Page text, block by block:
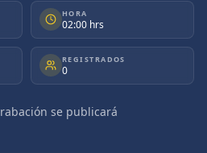
herramientas, beneficios y
disponibles para los
fortaleciendo la comunicación, la
acceso a contenidos de valor
Te esperamos este
de la Academia Mexicana de
HORA
02:00 hrs
REGISTRADOS
0
se publicará